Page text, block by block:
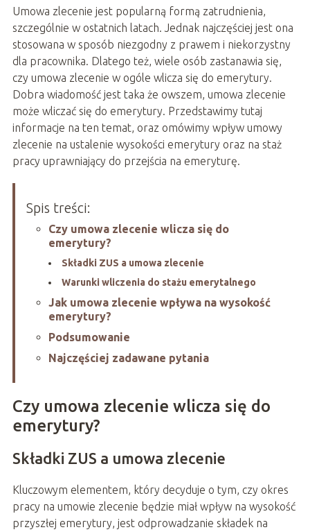
Umowa zlecenie jest popularną formą zatrudnienia,
szczególnie w ostatnich latach. Jednak najczęściej jest ona
stosowana w sposób niezgodny z prawem i niekorzystny
dla pracownika. Dlatego też, wiele osób zastanawia się,
czy umowa zlecenie w ogóle wlicza się do emerytury.
Dobra wiadomość jest taka że owszem, umowa zlecenie
może wliczać się do emerytury. Przedstawimy tutaj
informacje na ten temat, oraz omówimy wpływ umowy
zlecenie na ustalenie wysokości emerytury oraz na staż
pracy uprawniający do przejścia na emeryturę.
Spis treści:
Czy umowa zlecenie wlicza się do
emerytury?
Składki ZUS a umowa zlecenie
Warunki wliczenia do stażu emerytalnego
Jak umowa zlecenie wpływa na wysokość
emerytury?
Podsumowanie
Najczęściej zadawane pytania
Czy umowa zlecenie wlicza się do
emerytury?
Składki ZUS a umowa zlecenie
Kluczowym elementem, który decyduje o tym, czy okres
pracy na umowie zlecenie będzie miał wpływ na wysokość
przyszłej emerytury, jest odprowadzanie składek na